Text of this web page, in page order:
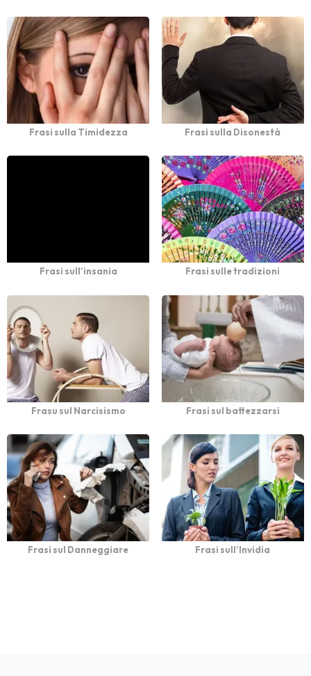
Frasi sulla Timidezza Frasi sulla Disonestà
Frasi sull’insania Frasi sulle tradizioni
Frasu sul Narcisismo Frasi sul battezzarsi
Frasi sul Danneggiare Frasi sull’Invidia